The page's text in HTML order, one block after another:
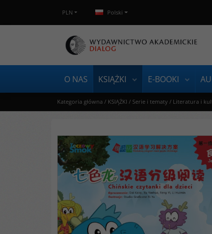
PLN Polski
O NAS KSIĄŻKI E-BOOKI
Kategoria główna / KSIĄŻKI / Serie i tematy / Literatura i